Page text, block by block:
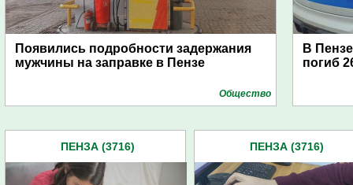
Появились подробности задержания
мужчины на заправке в Пензе
Общество
В
погиб
ПЕНЗА (3716) ПЕНЗА (3716)